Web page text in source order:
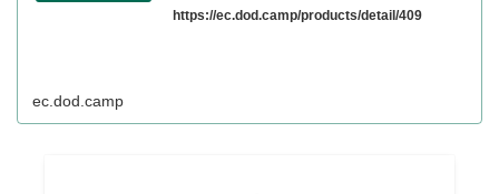
https://ec.dod.camp/products/detail/409
ec.dod.camp